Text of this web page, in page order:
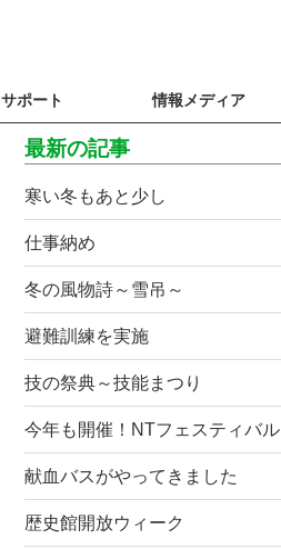
サポート 情報メディア
最新の記事
寒い冬もあと少し
仕事納め
冬の風物詩～雪吊～
避難訓練を実施
技の祭典～技能まつり
今年も開催！NTフェスティバル
献血バスがやってきました
歴史館開放ウィーク